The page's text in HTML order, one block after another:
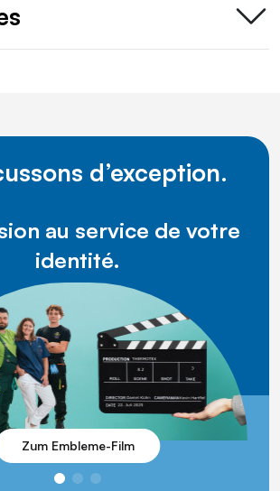
d’exception.
au service de votre
identité.
Zum Embleme-Film